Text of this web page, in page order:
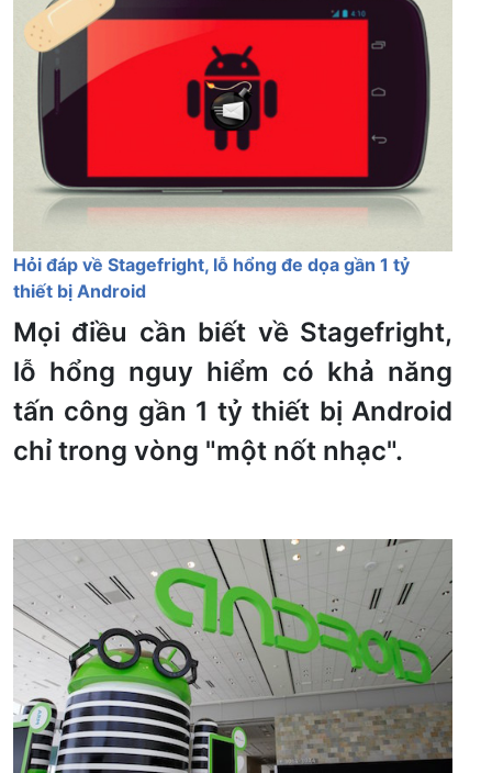
Hỏi đáp về Stagefright, lỗ hổng đe dọa gần 1 tỷ
thiết bị Android
Mọi điều cần biết về Stagefright,
lỗ hổng nguy hiểm có khả năng
tấn công gần 1 tỷ thiết bị Android
chỉ trong vòng "một nốt nhạc".